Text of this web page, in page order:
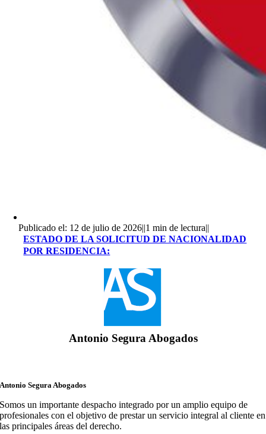
Publicado el: 12 de julio de 2026||1 min de lectura||
ESTADO DE LA SOLICITUD DE NACIONALIDAD
POR RESIDENCIA:
Antonio Segura Abogados
Antonio Segura Abogados
Somos un importante despacho integrado por un amplio equipo de
profesionales con el objetivo de prestar un servicio integral al cliente en
las principales áreas del derecho.